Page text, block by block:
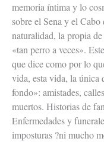
memoria íntima y lo
sobre el Sena y el
naturalidad, la propia
«tan perro a veces».
que dice como por lo
vida, esta vida, la única
fondo»: amistades,
muertos. Historias de
Enfermedades y
imposturas ?ni mucho